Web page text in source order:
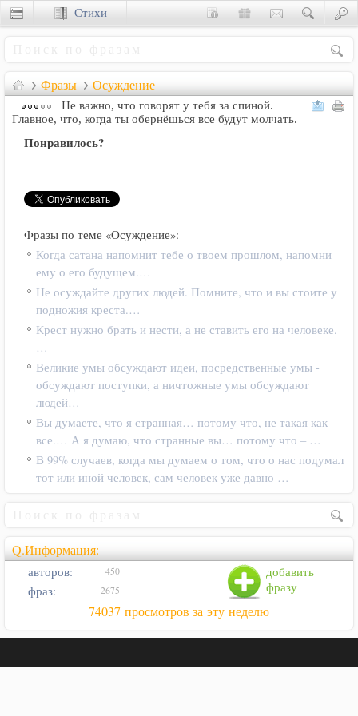
Фразы Осуждение
Не важно, что говорят у тебя за спиной.
Главное, что, когда ты обернёшься все будут молчать.
Понравилось?
Фразы по теме «Осуждение»:
Когда сатана напомнит тебе о твоем прошлом, напомни
ему о его будущем.…
Не осуждайте других людей. Помните, что и вы стоите у
подножия креста.…
Крест нужно брать и нести, а не ставить его на человеке.
…
Великие умы обсуждают идеи, посредственные умы -
обсуждают поступки, а ничтожные умы обсуждают
людей…
Вы думаете, что я странная… потому что, не такая как
все.… А я думаю, что странные вы… потому что – …
В 99% случаев, когда мы думаем о том, что о нас подумал
тот или иной человек, сам человек уже давно …
Q.Информация:
добавить
фразу
авторов: 450
фраз: 2675
74037 просмотров за эту неделю
Стихи